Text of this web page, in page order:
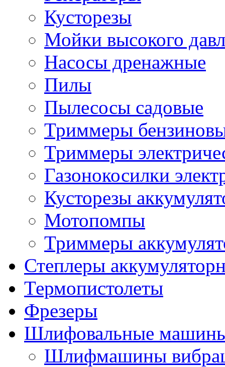
Кусторезы
Мойки высокого
Насосы дренажные
Пилы
Пылесосы садовые
Триммеры
Триммеры
Газонокосилки
Кусторезы
Мотопомпы
Триммеры
Степлеры
Термопистолеты
Фрезеры
Шлифовальные
Шлифмашины